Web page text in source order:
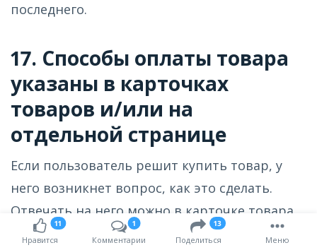
11
Нравится
1
Комментарии
13
Поделиться Меню
последнего.
17. Способы оплаты товара
указаны в карточках
товаров и/или на
отдельной странице
Если пользователь решит купить товар, у
него возникнет вопрос, как это сделать.
Отвечать на него можно в карточке товара,
либо на отдельной вкладке меню. Опишите